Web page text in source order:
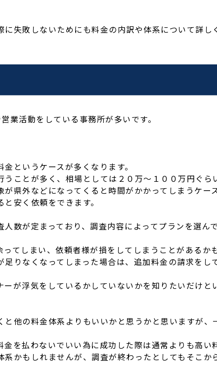
失敗しないためにも料金の内訳や体系について詳し
業活動をしている事務所が多いです。
というケースが多くなります。
ことが多く、相場としては２０万～１００万円ぐら
県外などになってくると時間がかかってしまうケー
安く依頼をできます。
数が定まっており、調査内容によってプランを選ん
てしまい、依頼者様が損をしてしまうことがあるか
りなくなってしまった場合は、追加料金の請求をし
が浮気をしているかしていないかを知りたいだけ
他の料金体系よりもいいかと思うかと思いますが、
を払わないでいい為に成功した際は通常よりも高い
かもしれませんが、調査が終わったとしてもそこか